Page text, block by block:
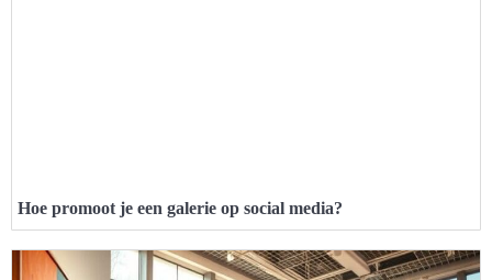
Hoe promoot je een galerie op social media?